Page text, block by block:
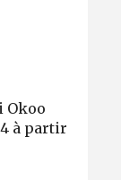
Okoo
à partir